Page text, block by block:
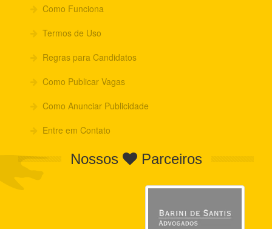
Como Funciona
Termos de Uso
Regras para Candidatos
Como Publicar Vagas
Como Anunciar Publicidade
Entre em Contato
Nossos Parceiros